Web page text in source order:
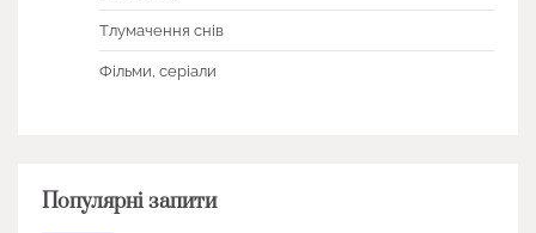
Тлумачення снів
Фільми, серіали
Популярні запити